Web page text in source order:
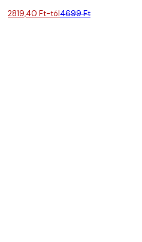
2819,40 Ft-tól4699 Ft